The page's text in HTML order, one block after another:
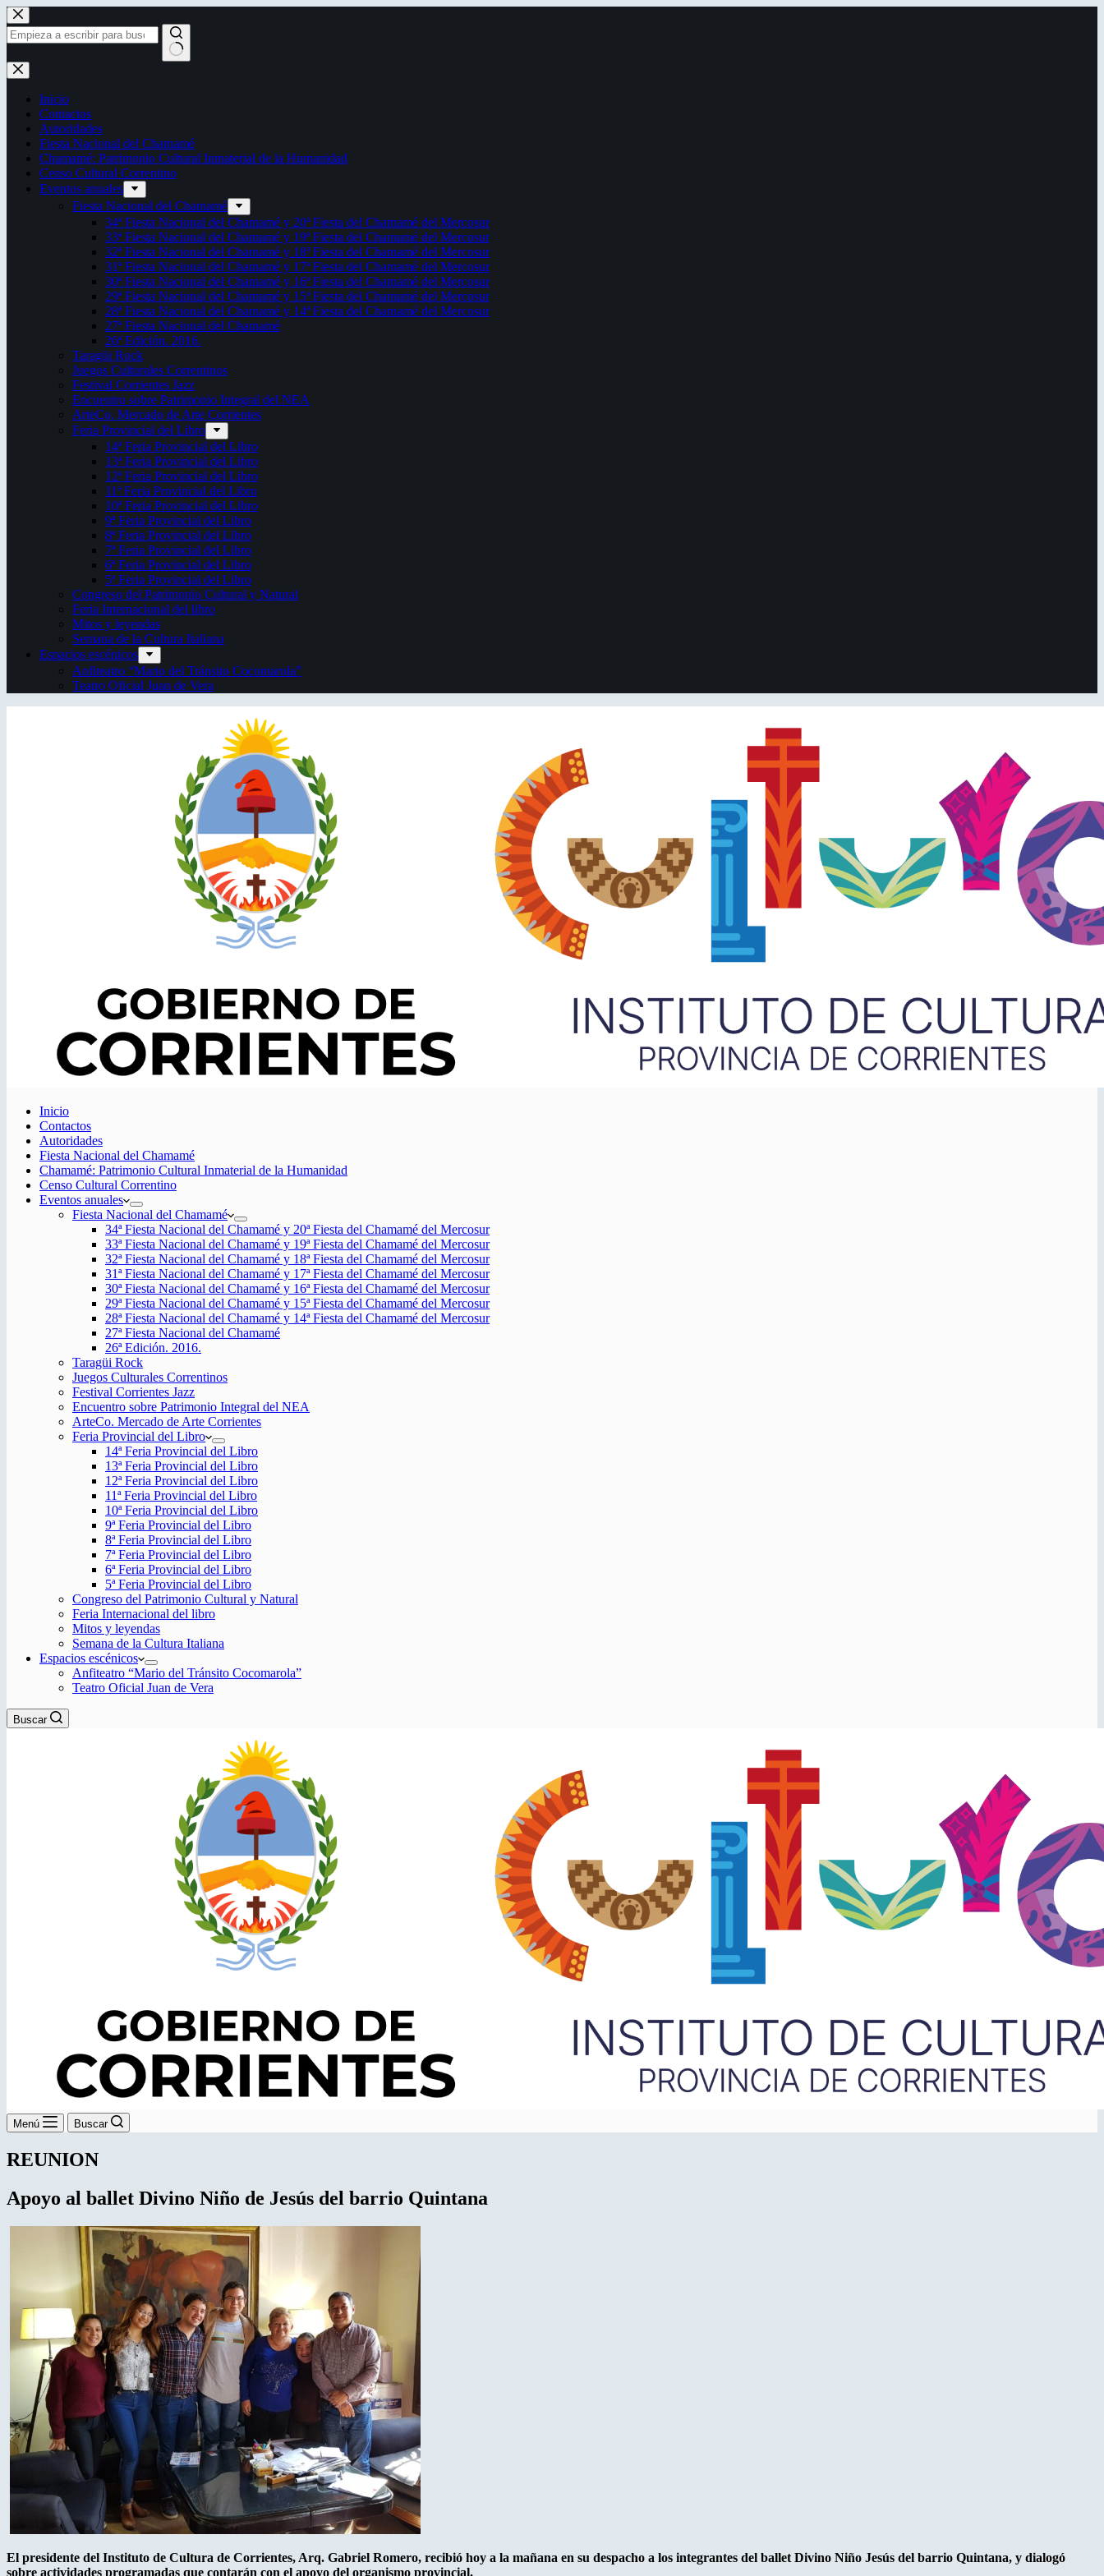
Saltar
al
contenido
Sin
resultados
Inicio
Contactos
Autoridades
Fiesta Nacional del Chamamé
Chamamé: Patrimonio Cultural Inmaterial de la Humanidad
Censo Cultural Correntino
Eventos anuales
Fiesta Nacional del Chamamé
34ª Fiesta Nacional del Chamamé y 20ª Fiesta del Chamamé del Mercosur
33ª Fiesta Nacional del Chamamé y 19ª Fiesta del Chamamé del Mercosur
32ª Fiesta Nacional del Chamamé y 18ª Fiesta del Chamamé del Mercosur
31ª Fiesta Nacional del Chamamé y 17ª Fiesta del Chamamé del Mercosur
30ª Fiesta Nacional del Chamamé y 16ª Fiesta del Chamamé del Mercosur
29ª Fiesta Nacional del Chamamé y 15ª Fiesta del Chamamé del Mercosur
28ª Fiesta Nacional del Chamamé y 14ª Fiesta del Chamamé del Mercosur
27ª Fiesta Nacional del Chamamé
26ª Edición. 2016.
Taragüi Rock
Juegos Culturales Correntinos
Festival Corrientes Jazz
Encuentro sobre Patrimonio Integral del NEA
ArteCo. Mercado de Arte Corrientes
Feria Provincial del Libro
14ª Feria Provincial del Libro
13ª Feria Provincial del Libro
12ª Feria Provincial del Libro
11ª Feria Provincial del Libro
10ª Feria Provincial del Libro
9ª Feria Provincial del Libro
8ª Feria Provincial del Libro
7ª Feria Provincial del Libro
6ª Feria Provincial del Libro
5ª Feria Provincial del Libro
Congreso del Patrimonio Cultural y Natural
Feria Internacional del libro
Mitos y leyendas
Semana de la Cultura Italiana
Espacios escénicos
Anfiteatro “Mario del Tránsito Cocomarola”
Teatro Oficial Juan de Vera
Inicio
Contactos
Autoridades
Fiesta Nacional del Chamamé
Chamamé: Patrimonio Cultural Inmaterial de la Humanidad
Censo Cultural Correntino
Eventos anuales
Fiesta Nacional del Chamamé
34ª Fiesta Nacional del Chamamé y 20ª Fiesta del Chamamé del Mercosur
33ª Fiesta Nacional del Chamamé y 19ª Fiesta del Chamamé del Mercosur
32ª Fiesta Nacional del Chamamé y 18ª Fiesta del Chamamé del Mercosur
31ª Fiesta Nacional del Chamamé y 17ª Fiesta del Chamamé del Mercosur
30ª Fiesta Nacional del Chamamé y 16ª Fiesta del Chamamé del Mercosur
29ª Fiesta Nacional del Chamamé y 15ª Fiesta del Chamamé del Mercosur
28ª Fiesta Nacional del Chamamé y 14ª Fiesta del Chamamé del Mercosur
27ª Fiesta Nacional del Chamamé
26ª Edición. 2016.
Taragüi Rock
Juegos Culturales Correntinos
Festival Corrientes Jazz
Encuentro sobre Patrimonio Integral del NEA
ArteCo. Mercado de Arte Corrientes
Feria Provincial del Libro
14ª Feria Provincial del Libro
13ª Feria Provincial del Libro
12ª Feria Provincial del Libro
11ª Feria Provincial del Libro
10ª Feria Provincial del Libro
9ª Feria Provincial del Libro
8ª Feria Provincial del Libro
7ª Feria Provincial del Libro
6ª Feria Provincial del Libro
5ª Feria Provincial del Libro
Congreso del Patrimonio Cultural y Natural
Feria Internacional del libro
Mitos y leyendas
Semana de la Cultura Italiana
Espacios escénicos
Anfiteatro “Mario del Tránsito Cocomarola”
Teatro Oficial Juan de Vera
Buscar
Menú Buscar
REUNION
Apoyo al ballet Divino Niño de Jesús del barrio Quintana
El presidente del Instituto de Cultura de Corrientes, Arq. Gabriel Romero, recibió hoy a la mañana en su despacho a los integrantes del ballet Divino Niño Jesús del barrio Quintana, y dialogó
sobre actividades programadas que contarán con el apoyo del organismo provincial.